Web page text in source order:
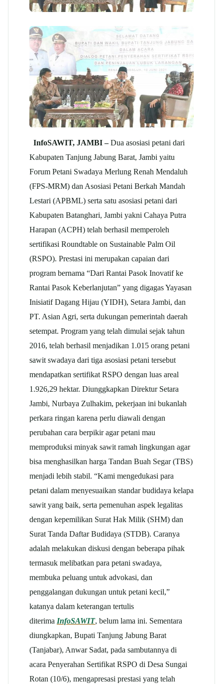
InfoSAWIT, JAMBI –Dua asosiasi petani dari
Kabupaten Tanjung Jabung Barat, Jambi yaitu
Forum Petani Swadaya Merlung Renah Mendaluh
(FPS-MRM) dan Asosiasi Petani Berkah Mandah
Lestari (APBML) serta satu asosiasi petani dari
Kabupaten Batanghari, Jambi yakni Cahaya Putra
Harapan (ACPH) telah berhasil memperoleh
sertifikasi Roundtable on Sustainable Palm Oil
(RSPO). Prestasi ini merupakan capaian dari
program bernama “Dari Rantai Pasok Inovatif ke
Rantai Pasok Keberlanjutan” yang digagas Yayasan
Inisiatif Dagang Hijau (YIDH), Setara Jambi, dan
PT. Asian Agri, serta dukungan pemerintah daerah
setempat. Program yang telah dimulai sejak tahun
2016, telah berhasil menjadikan 1.015 orang petani
sawit swadaya dari tiga asosiasi petani tersebut
mendapatkan sertifikat RSPO dengan luas areal
1.926,29 hektar. Diunggkapkan Direktur Setara
Jambi, Nurbaya Zulhakim, pekerjaan ini bukanlah
perkara ringan karena perlu diawali dengan
perubahan cara berpikir agar petani mau
memproduksi minyak sawit ramah lingkungan agar
bisa menghasilkan harga Tandan Buah Segar (TBS)
menjadi lebih stabil. “Kami mengedukasi para
petani dalam menyesuaikan standar budidaya kelapa
sawit yang baik, serta pemenuhan aspek legalitas
dengan kepemilikan Surat Hak Milik (SHM) dan
Surat Tanda Daftar Budidaya (STDB). Caranya
adalah melakukan diskusi dengan beberapa pihak
termasuk melibatkan para petani swadaya,
membuka peluang untuk advokasi, dan
penggalangan dukungan untuk petani kecil,”
katanya dalam keterangan tertulis
diterima InfoSAWIT, belum lama ini. Sementara
diungkapkan, Bupati Tanjung Jabung Barat
(Tanjabar), Anwar Sadat, pada sambutannya di
acara Penyerahan Sertifikat RSPO di Desa Sungai
Rotan (10/6), mengapresasi prestasi yang telah